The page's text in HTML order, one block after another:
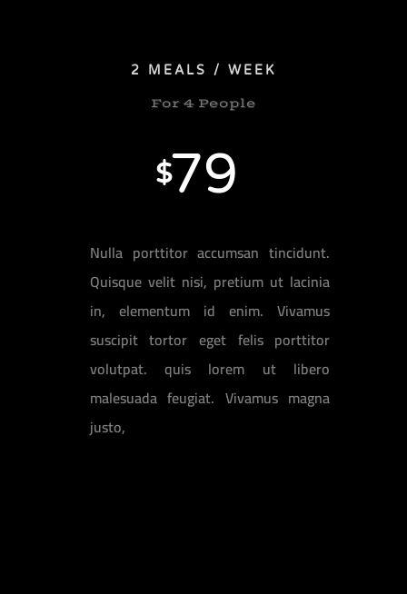
2 MEALS / WEEK
For 4 People
$79
Nulla porttitor accumsan tincidunt.
Quisque velit nisi, pretium ut lacinia
in, elementum id enim. Vivamus
suscipit tortor eget felis porttitor
volutpat. quis lorem ut libero
malesuada feugiat. Vivamus magna
justo,